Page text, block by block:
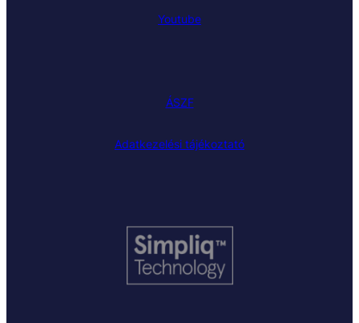
Youtube
ÁSZF
Adatkezelési tájékoztató